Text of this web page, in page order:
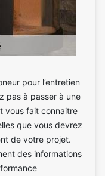
pour l’entretien
pas à passer à une
vous fait connaitre
que vous devrez
de votre projet.
des informations